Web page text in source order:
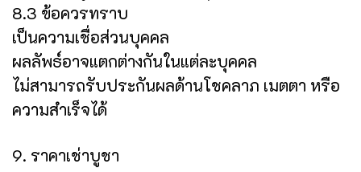
8.3 ข้อควรทราบ
เป็นความเชื่อส่วนบุคคล
ผลลัพธ์อาจแตกต่างกันในแต่ละบุคคล
ไม่สามารถรับประกันผลด้านโชคลาภ เมตตา หรือ
ความสำเร็จได้
9. ราคาเช่าบูชา